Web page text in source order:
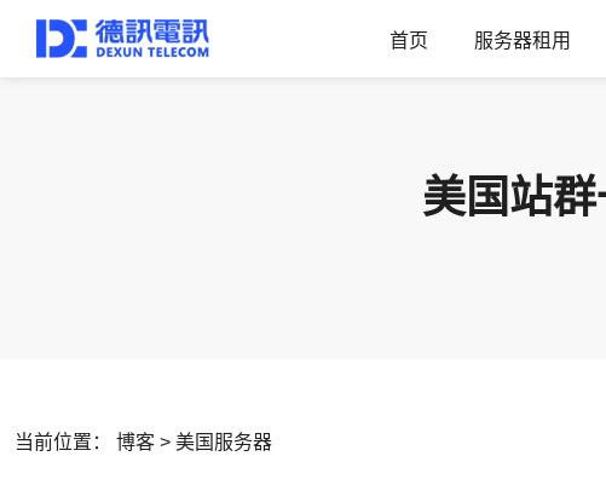
首页 服务器租用
美国站
当前位置： 博客 > 美国服务器